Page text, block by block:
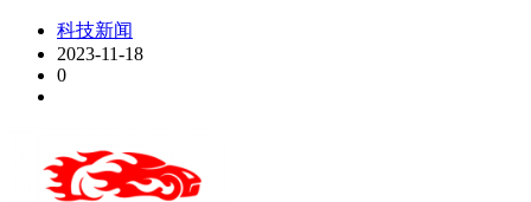
科技新闻
2023-11-18
0